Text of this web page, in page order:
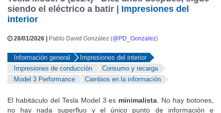
Tesla Model 3 (2024) - Diez años después, sigue
siendo el eléctrico a batir |
Impresiones del
Información general
Impresiones del interior
Impresiones de conducción
Consumo y recarga
El habitáculo del Tesla Model 3 esminimalista. No hay botones,